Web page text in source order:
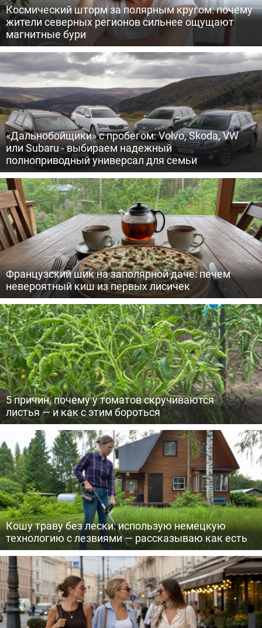
Космический шторм за полярным кругом: почему
жители северных регионов сильнее ощущают
магнитные бури
«Дальнобойщики» с пробегом: Volvo, Skoda, VW
или Subaru - выбираем надежный
полноприводный универсал для семьи
Французский шик на заполярной даче: печем
невероятный киш из первых лисичек
5 причин, почему у томатов скручиваются
листья — и как с этим бороться
Кошу траву без лески: использую немецкую
технологию с лезвиями — рассказываю как есть